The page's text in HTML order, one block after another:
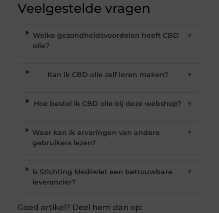
Veelgestelde vragen
Welke gezondheidsvoordelen heeft CBD
olie?
▼
Kan ik CBD olie zelf leren maken? ▼
Hoe bestel ik CBD olie bij deze webshop? ▼
Waar kan ik ervaringen van andere
gebruikers lezen?
▼
Is Stichting Mediwiet een betrouwbare
leverancier?
▼
Goed artikel? Deel hem dan op: